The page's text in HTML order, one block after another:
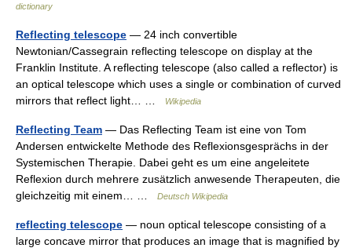
dictionary
Reflecting telescope — 24 inch convertible
Newtonian/Cassegrain reflecting telescope on display at the
Franklin Institute. A reflecting telescope (also called a reflector) is
an optical telescope which uses a single or combination of curved
mirrors that reflect light… …
Wikipedia
Reflecting Team — Das Reflecting Team ist eine von Tom
Andersen entwickelte Methode des Reflexionsgesprächs in der
Systemischen Therapie. Dabei geht es um eine angeleitete
Reflexion durch mehrere zusätzlich anwesende Therapeuten, die
gleichzeitig mit einem… …
Deutsch Wikipedia
reflecting telescope — noun optical telescope consisting of a
large concave mirror that produces an image that is magnified by